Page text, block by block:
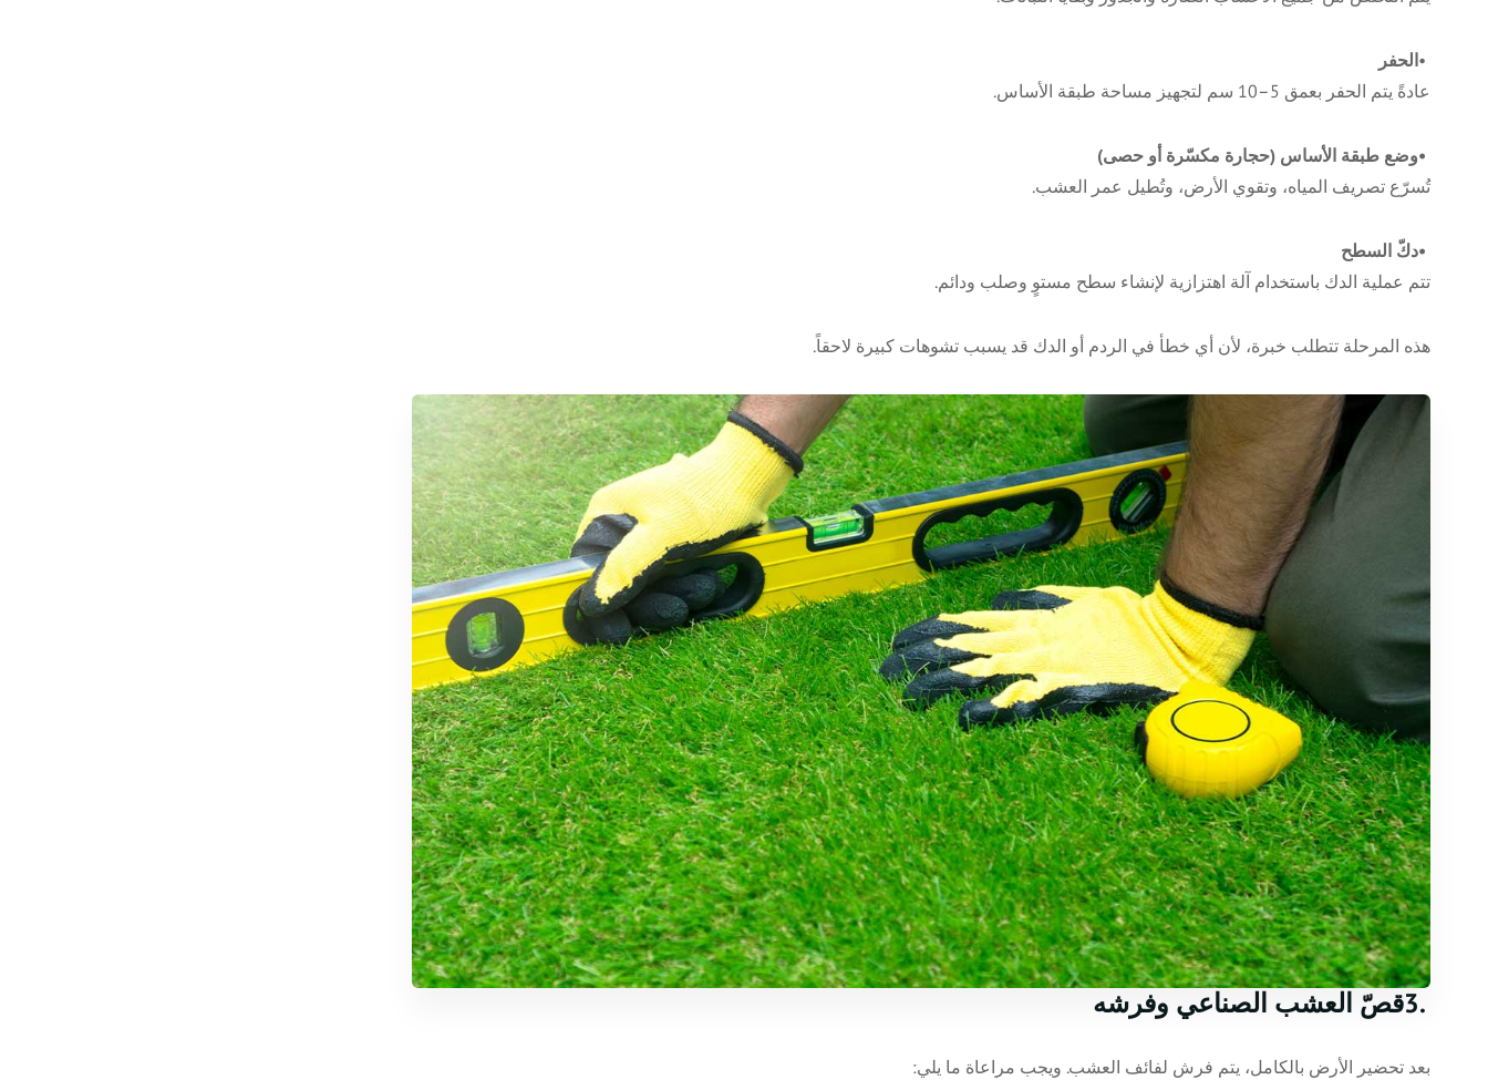
•الحفر
عادةً يتم الحفر بعمق 5–10 سم لتجهيز مساحة طبقة الأساس
.
•وضع طبقة الأساس (حجارة مكسّرة أو حصى)
تُسرّع تصريف المياه، وتقوي الأرض، وتُطيل عمر العشب.
•دكّ السطح
تتم عملية الدك باستخدام آلة اهتزازية لإنشاء سطح مستوٍ وصلب ودائم.
هذه المرحلة تتطلب خبرة، لأن أي خطأ في الردم أو الدك قد يسبب تشوهات كبيرة لاحقاً.
3.قصّ العشب الصناعي وفرشه
بعد تحضير الأرض بالكامل، يتم فرش لفائف العشب. ويجب مراعاة ما يلي: